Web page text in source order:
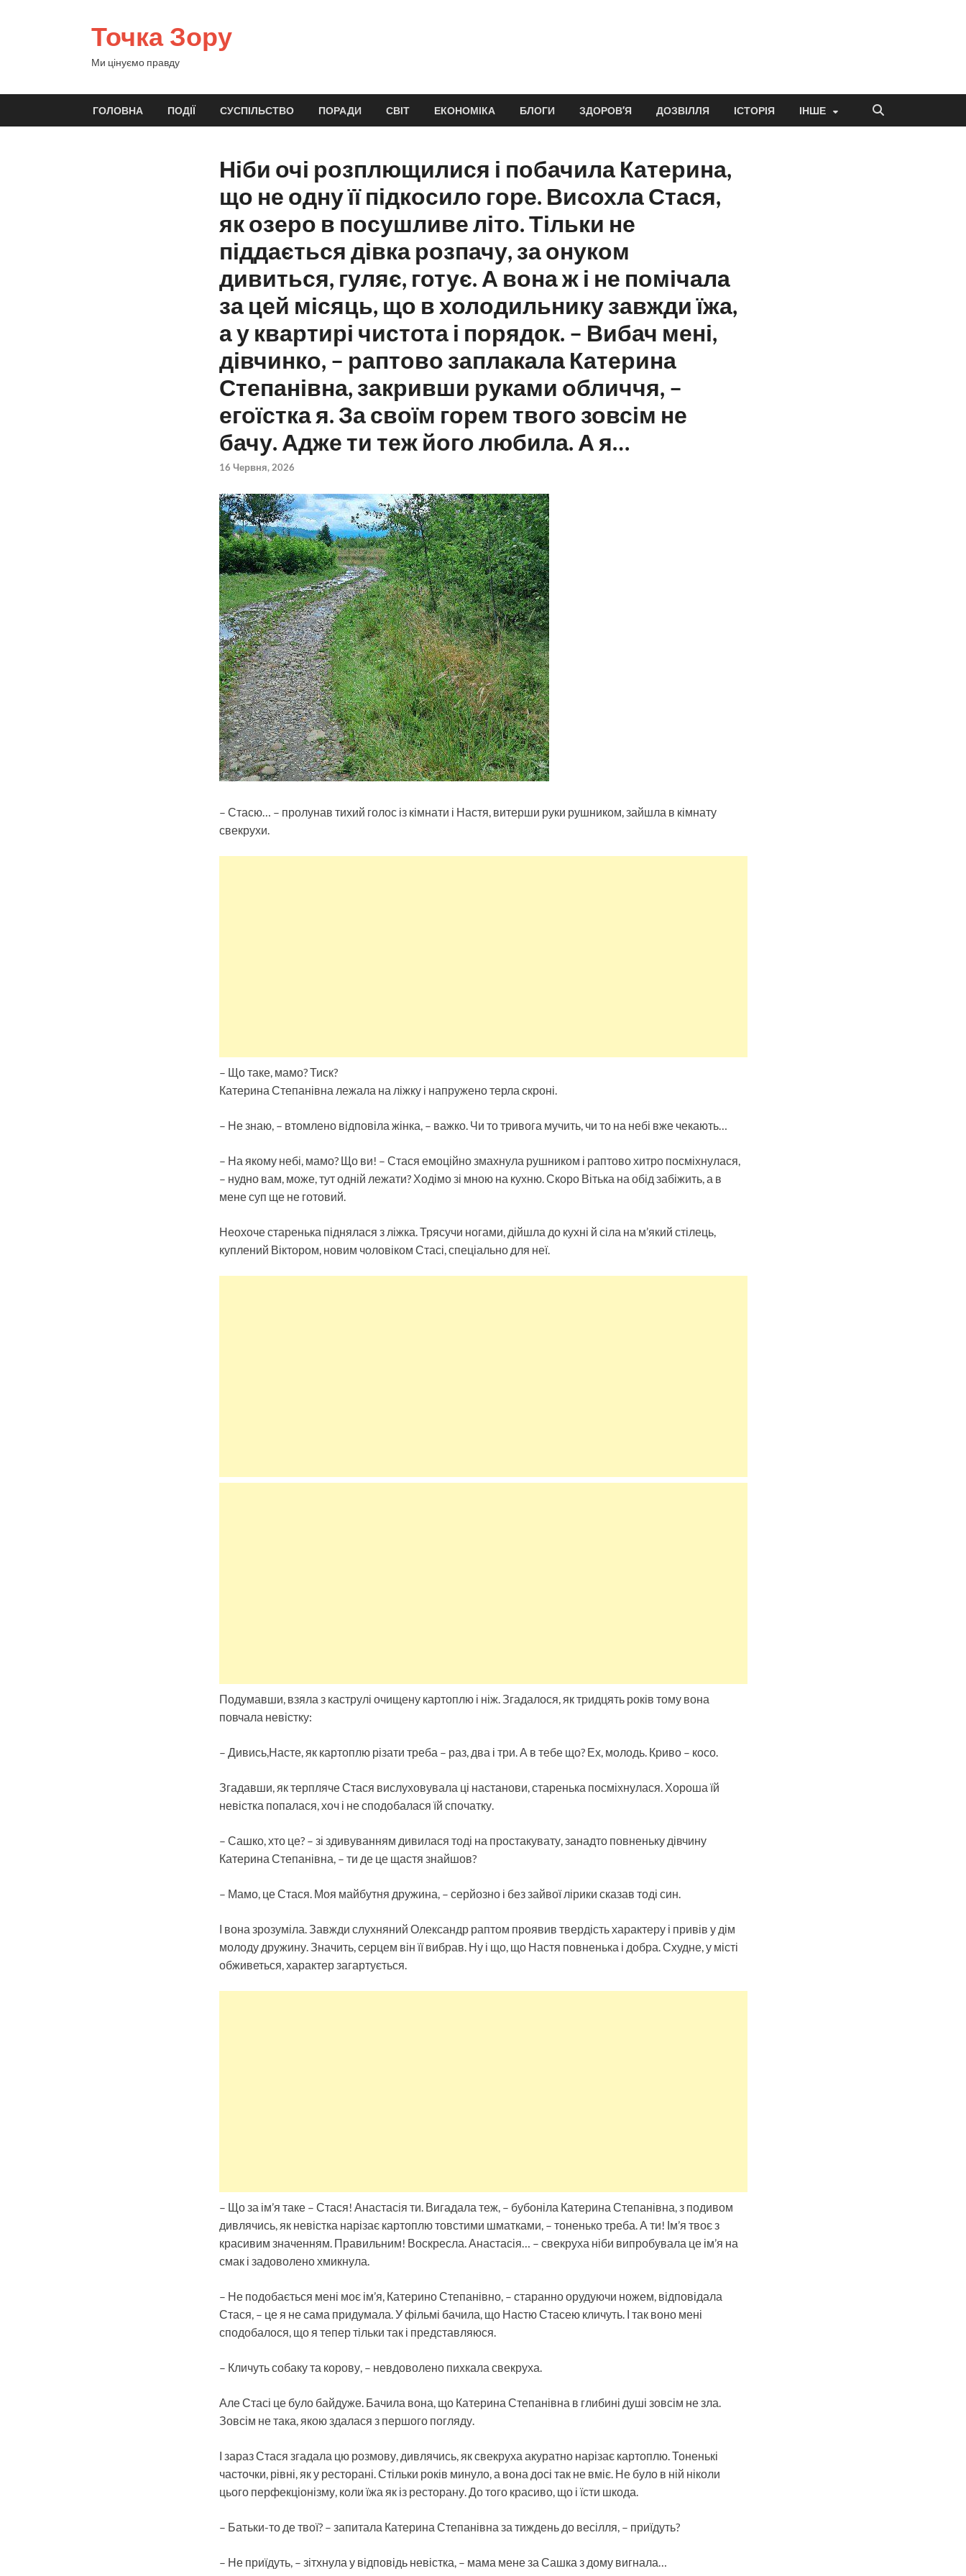
Точка Зору
Ми цінуємо правду
ГОЛОВНА ПОДІЇ СУСПІЛЬСТВО ПОРАДИ СВІТ ЕКОНОМІКА БЛОГИ ЗДОРОВ’Я ДОЗВІЛЛЯ ІСТОРІЯ ІНШЕ
Ніби очі розплющилися і побачила Катерина,
що не одну її підкосило горе. Висохла Стася,
як озеро в посушливе літо. Тільки не
піддається дівка розпачу, за онуком
дивиться, гуляє, готує. А вона ж і не помічала
за цей місяць, що в холодильнику завжди їжа,
а у квартирі чистота і порядок. – Вибач мені,
дівчинко, – раптово заплакала Катерина
Степанівна, закривши руками обличчя, –
егоїстка я. За своїм горем твого зовсім не
бачу. Адже ти теж його любила. А я…
16 Червня, 2026
– Стасю… – пролунав тихий голос із кімнати і Настя, витерши руки рушником, зайшла в кімнату
свекрухи.
– Що таке, мамо? Тиск?
Катерина Степанівна лежала на ліжку і напружено терла скроні.
– Не знаю, – втомлено відповіла жінка, – важко. Чи то тривога мучить, чи то на небі вже чекають…
– На якому небі, мамо? Що ви! – Стася емоційно змахнула рушником і раптово хитро посміхнулася,
– нудно вам, може, тут одній лежати? Ходімо зі мною на кухню. Скоро Вітька на обід забіжить, а в
мене суп ще не готовий.
Неохоче старенька піднялася з ліжка. Трясучи ногами, дійшла до кухні й сіла на м’який стілець,
куплений Віктором, новим чоловіком Стасі, спеціально для неї.
Подумавши, взяла з каструлі очищену картоплю і ніж. Згадалося, як тридцять років тому вона
повчала невістку:
– Дивись,Насте, як картоплю різати треба – раз, два і три. А в тебе що? Ех, молодь. Криво – косо.
Згадавши, як терпляче Стася вислуховувала ці настанови, старенька посміхнулася. Хороша їй
невістка попалася, хоч і не сподобалася їй спочатку.
– Сашко, хто це? – зі здивуванням дивилася тоді на простакувату, занадто повненьку дівчину
Катерина Степанівна, – ти де це щастя знайшов?
– Мамо, це Стася. Моя майбутня дружина, – серйозно і без зайвої лірики сказав тоді син.
І вона зрозуміла. Завжди слухняний Олександр раптом проявив твердість характеру і привів у дім
молоду дружину. Значить, серцем він її вибрав. Ну і що, що Настя повненька і добра. Схудне, у місті
обживеться, характер загартується.
– Що за ім’я таке – Стася! Анастасія ти. Вигадала теж, – бубоніла Катерина Степанівна, з подивом
дивлячись, як невістка нарізає картоплю товстими шматками, – тоненько треба. А ти! Ім’я твоє з
красивим значенням. Правильним! Воскресла. Анастасія… – свекруха ніби випробувала це ім’я на
смак і задоволено хмикнула.
– Не подобається мені моє ім’я, Катерино Степанівно, – старанно орудуючи ножем, відповідала
Стася, – це я не сама придумала. У фільмі бачила, що Настю Стасею кличуть. І так воно мені
сподобалося, що я тепер тільки так і представляюся.
– Кличуть собаку та корову, – невдоволено пихкала свекруха.
Але Стасі це було байдуже. Бачила вона, що Катерина Степанівна в глибині душі зовсім не зла.
Зовсім не така, якою здалася з першого погляду.
І зараз Стася згадала цю розмову, дивлячись, як свекруха акуратно нарізає картоплю. Тоненькі
часточки, рівні, як у ресторані. Стільки років минуло, а вона досі так не вміє. Не було в ній ніколи
цього перфекціонізму, коли їжа як із ресторану. До того красиво, що і їсти шкода.
– Батьки-то де твої? – запитала Катерина Степанівна за тиждень до весілля, – приїдуть?
– Не приїдуть, – зітхнула у відповідь невістка, – мама мене за Сашка з дому вигнала…